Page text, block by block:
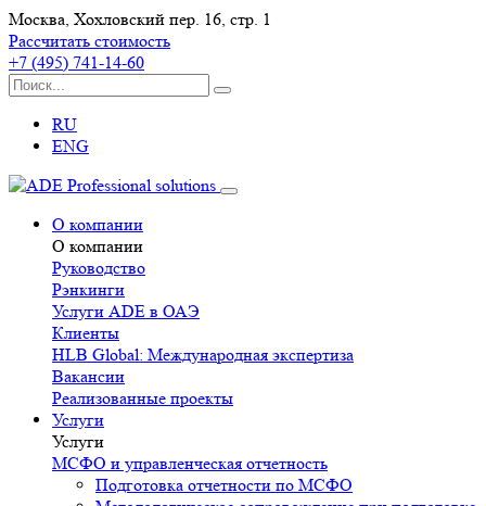
Москва, Хохловский пер. 16, стр. 1
Рассчитать стоимость
+7 (495) 741-14-60
RU
ENG
О компании
О компании
Руководство
Рэнкинги
Услуги ADE в ОАЭ
Клиенты
HLB Global: Международная экспертиза
Вакансии
Реализованные проекты
Услуги
Услуги
МСФО и управленческая отчетность
Подготовка отчетности по МСФО